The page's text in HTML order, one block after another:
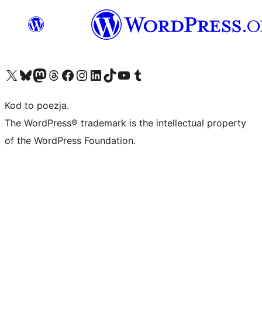
Odwiedź nasze konto X (dawniej Twitter)
Odwiedź nasze konto Bluesky
Odwiedź nasze konto na Mastodoncie
Odwiedź naszego Threadsa
Odwiedź naszego Facebooka
Odwiedź nasze konto na Instagramie
Odwiedź nasze konto na LinkedIn
Odwiedź naszego TikToka
Odwiedź nasz kanał YouTube
Odwiedź naszego Tumblra
Kod to poezja.
The WordPress® trademark is the intellectual property
of the WordPress Foundation.